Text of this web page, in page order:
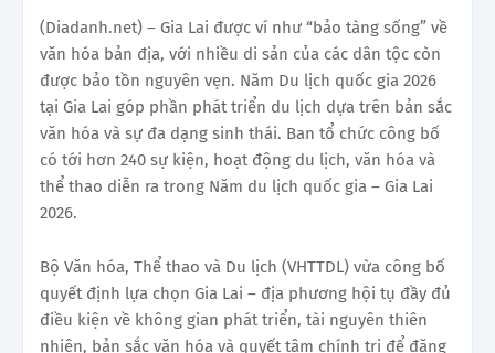
(Diadanh.net) – Gia Lai được ví như “bảo tàng sống” về
văn hóa bản địa, với nhiều di sản của các dân tộc còn
được bảo tồn nguyên vẹn. Năm Du lịch quốc gia 2026
tại Gia Lai góp phần phát triển du lịch dựa trên bản sắc
văn hóa và sự đa dạng sinh thái. Ban tổ chức công bố
có tới hơn 240 sự kiện, hoạt động du lịch, văn hóa và
thể thao diễn ra trong Năm du lịch quốc gia – Gia Lai
2026.
Bộ Văn hóa, Thể thao và Du lịch (VHTTDL) vừa công bố
quyết định lựa chọn Gia Lai – địa phương hội tụ đầy đủ
điều kiện về không gian phát triển, tài nguyên thiên
nhiên, bản sắc văn hóa và quyết tâm chính trị để đăng